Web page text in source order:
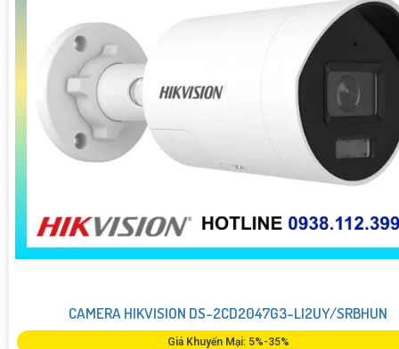
CAMERA HIKVISION DS-2CD2047G3-LI2UY/SRBHUN
Giá Khuyến Mại: 5%-35%